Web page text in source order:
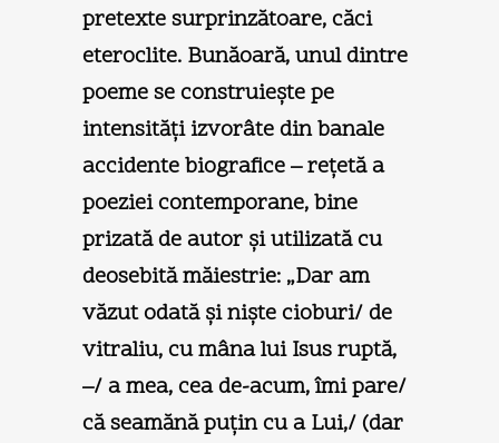
pretexte surprinzătoare, căci
eteroclite. Bunăoară, unul dintre
poeme se construieşte pe
intensităţi izvorâte din banale
accidente biografice – reţetă a
poeziei contemporane, bine
prizată de autor şi utilizată cu
deosebită măiestrie: „Dar am
văzut odată şi nişte cioburi/ de
vitraliu, cu mâna lui Isus ruptă,
–/ a mea, cea de-acum, îmi pare/
că seamănă puţin cu a Lui,/ (dar